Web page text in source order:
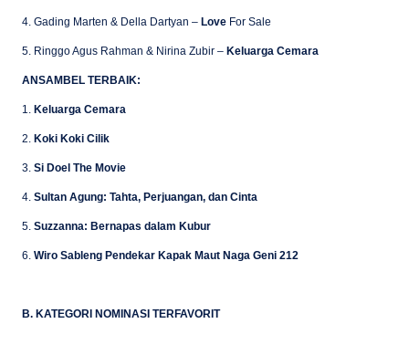
4. Gading Marten & Della Dartyan – Love For Sale
5. Ringgo Agus Rahman & Nirina Zubir – Keluarga Cemara
ANSAMBEL TERBAIK:
1. Keluarga Cemara
2. Koki Koki Cilik
3. Si Doel The Movie
4. Sultan Agung: Tahta, Perjuangan, dan Cinta
5. Suzzanna: Bernapas dalam Kubur
6. Wiro Sableng Pendekar Kapak Maut Naga Geni 212
B. KATEGORI NOMINASI TERFAVORIT